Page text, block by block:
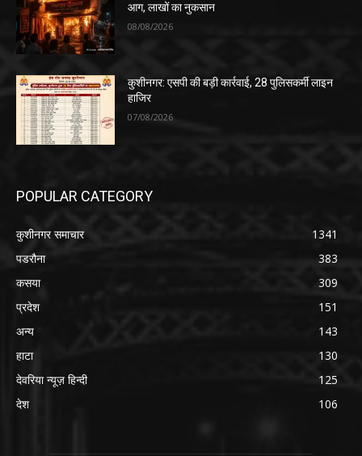
आग, लाखों का नुकसान
08/08/2026
कुशीनगर: एसपी की बड़ी कार्रवाई, 28 पुलिसकर्मी लाइन
हाजिर
07/08/2026
POPULAR CATEGORY
कुशीनगर समाचार
1341
पडरौना
383
कसया
309
प्रदेश
151
अन्य
143
हाटा
130
देवरिया न्यूज़ हिन्दी
125
देश
106